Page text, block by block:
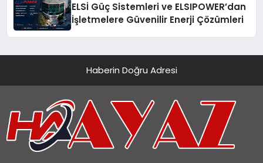
ELSİ Güç Sistemleri ve ELSIPOWER’dan
İşletmelere Güvenilir Enerji Çözümleri
Haberin Doğru Adresi